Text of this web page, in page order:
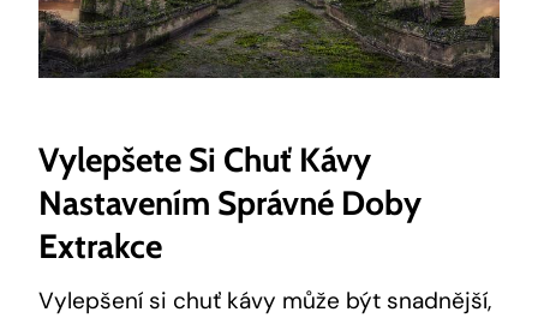
Vylepšete Si Chuť Kávy
Nastavením Správné Doby
Extrakce
Vylepšení si chuť kávy může být snadnější,